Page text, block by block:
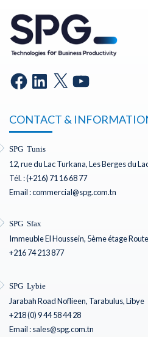
CONTACT &
SPG Tunis
12, rue du Lac Turkana, Les Berges du
Tél. : (+216) 71 16 68 77
Email : commercial@spg.com.tn
SPG Sfax
Immeuble El Houssein, 5ème étage
+216 74 213 877
SPG Lybie
Jarabah Road Noflieen, Tarabulus, Libye
+218 (0) 9 44 58 44 28
Email : sales@spg.com.tn